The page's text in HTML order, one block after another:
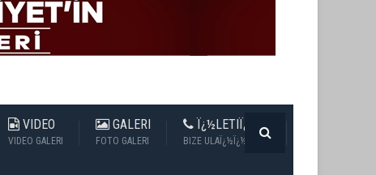
VIDEO
VIDEO GALERI
GALERI
FOTO GALERI
Ï¿½LETIÏ¿½IM
BIZE ULAÏ¿½Ï¿½N